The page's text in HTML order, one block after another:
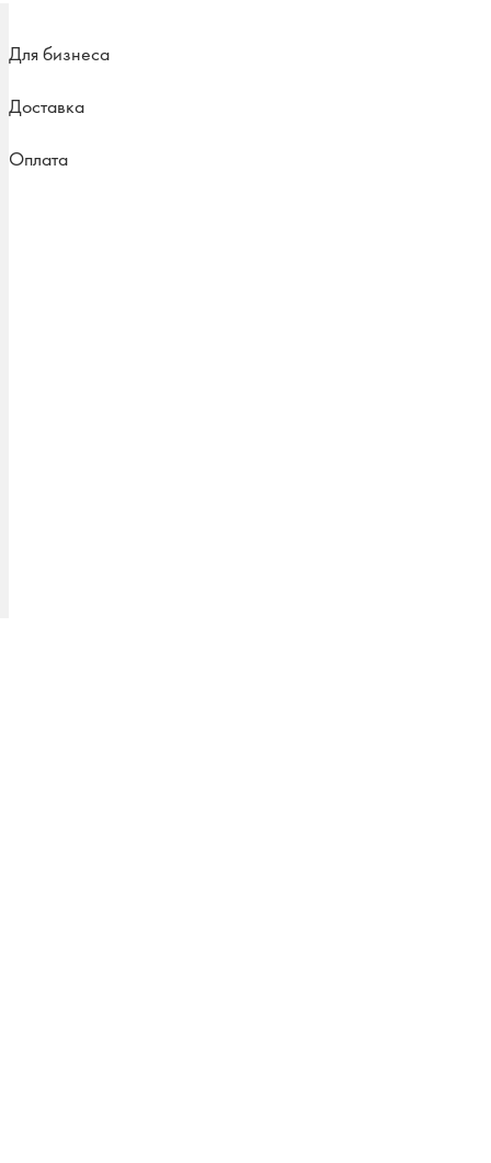
Для бизнеса
Доставка
Оплата